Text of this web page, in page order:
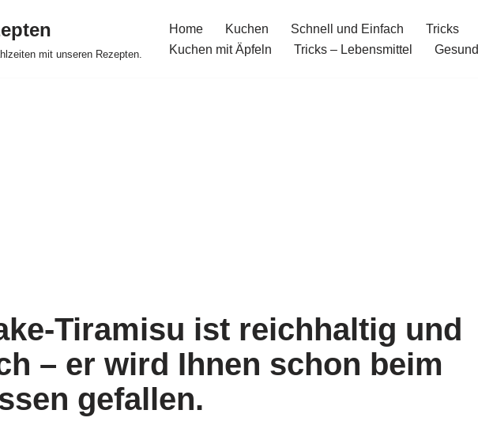
mit unseren Rezepten.
Home Kuchen Schnell und Einfach Tricks
Kuchen mit Äpfeln
Tricks – Lebensmittel Gesund
Tiramisu ist reichhaltig und
– er wird Ihnen schon beim
gefallen.